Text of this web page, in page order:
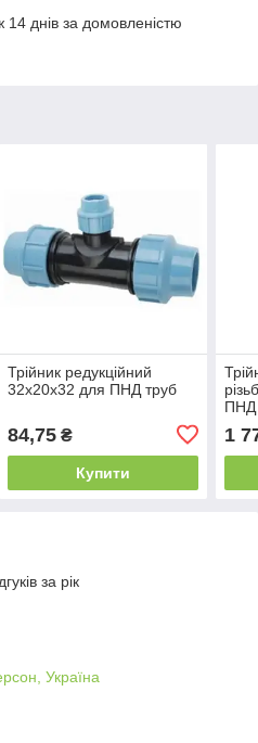
днів за домовленістю
Трійник редукційний
32х20х32 для ПНД труб
84,75₴
Купити
ПНД
1
за рік
Україна